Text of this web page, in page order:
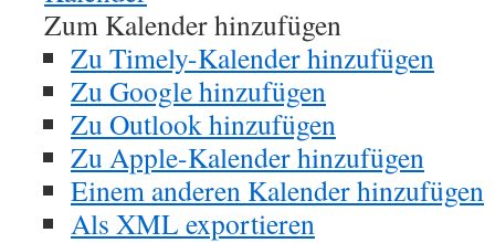
Zum Kalender hinzufügen
Zu Timely-Kalender hinzufügen
Zu Google hinzufügen
Zu Outlook hinzufügen
Zu Apple-Kalender hinzufügen
Einem anderen Kalender hinzufügen
Als XML exportieren